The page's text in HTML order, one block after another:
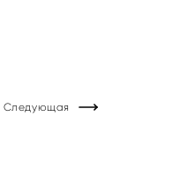
Следующая